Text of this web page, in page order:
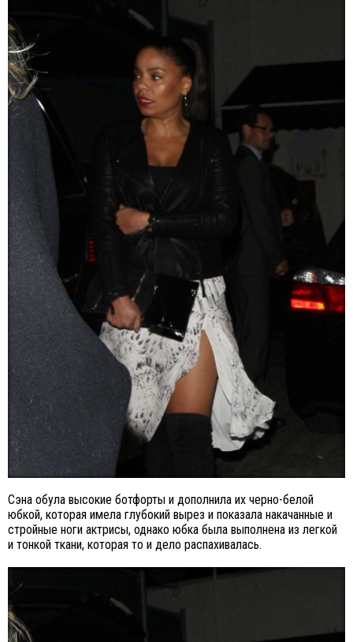
Сэна обула высокие ботфорты и дополнила их черно-белой
юбкой, которая имела глубокий вырез и показала накачанные и
стройные ноги актрисы, однако юбка была выполнена из легкой
и тонкой ткани, которая то и дело распахивалась.